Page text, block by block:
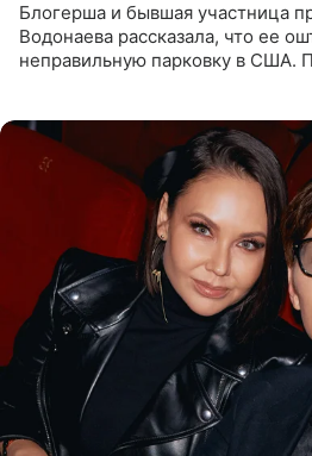
Блогерша и бывшая участница
Водонаева рассказала, что ее
неправильную парковку в США.